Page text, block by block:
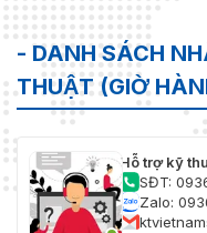
- DANH SÁCH
THUẬT (GIỜ
Hỗ trợ kỹ
SĐT:
Zalo: